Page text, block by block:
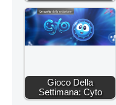
Gioco Della
Settimana: Cyto